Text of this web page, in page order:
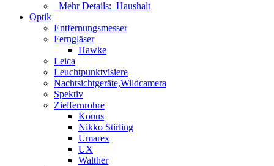
Mehr Details: Haushalt
Optik
Entfernungsmesser
Ferngläser
Hawke
Leica
Leuchtpunktvisiere
Nachtsichtgeräte,Wildcamera
Spektiv
Zielfernrohre
Konus
Nikko Stirling
Umarex
UX
Walther